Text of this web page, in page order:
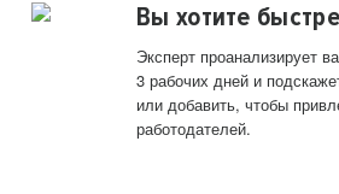
Вы хотите
Эксперт проанализирует
3 рабочих дней и
или добавить, чтобы
работодателей.